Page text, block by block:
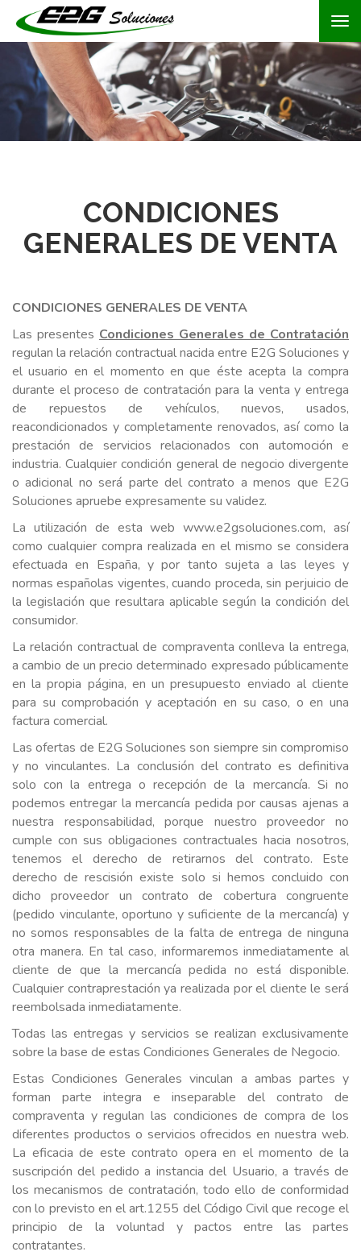
CONDICIONES
GENERALES DE VENTA
CONDICIONES GENERALES DE VENTA
Las presentes Condiciones Generales de Contratación
regulan la relación contractual nacida entre E2G Soluciones y
el usuario en el momento en que éste acepta la compra
durante el proceso de contratación para la venta y entrega
de repuestos de vehículos, nuevos, usados,
reacondicionados y completamente renovados, así como la
prestación de servicios relacionados con automoción e
industria. Cualquier condición general de negocio divergente
o adicional no será parte del contrato a menos que E2G
Soluciones apruebe expresamente su validez.
La utilización de esta web www.e2gsoluciones.com, así
como cualquier compra realizada en el mismo se considera
efectuada en España, y por tanto sujeta a las leyes y
normas españolas vigentes, cuando proceda, sin perjuicio de
la legislación que resultara aplicable según la condición del
consumidor.
La relación contractual de compraventa conlleva la entrega,
a cambio de un precio determinado expresado públicamente
en la propia página, en un presupuesto enviado al cliente
para su comprobación y aceptación en su caso, o en una
factura comercial.
Las ofertas de E2G Soluciones son siempre sin compromiso
y no vinculantes. La conclusión del contrato es definitiva
solo con la entrega o recepción de la mercancía. Si no
podemos entregar la mercancía pedida por causas ajenas a
nuestra responsabilidad, porque nuestro proveedor no
cumple con sus obligaciones contractuales hacia nosotros,
tenemos el derecho de retirarnos del contrato. Este
derecho de rescisión existe solo si hemos concluido con
dicho proveedor un contrato de cobertura congruente
(pedido vinculante, oportuno y suficiente de la mercancía) y
no somos responsables de la falta de entrega de ninguna
otra manera. En tal caso, informaremos inmediatamente al
cliente de que la mercancía pedida no está disponible.
Cualquier contraprestación ya realizada por el cliente le será
reembolsada inmediatamente.
Todas las entregas y servicios se realizan exclusivamente
sobre la base de estas Condiciones Generales de Negocio.
Estas Condiciones Generales vinculan a ambas partes y
forman parte integra e inseparable del contrato de
compraventa y regulan las condiciones de compra de los
diferentes productos o servicios ofrecidos en nuestra web.
La eficacia de este contrato opera en el momento de la
suscripción del pedido a instancia del Usuario, a través de
los mecanismos de contratación, todo ello de conformidad
con lo previsto en el art.1255 del Código Civil que recoge el
principio de la voluntad y pactos entre las partes
contratantes.